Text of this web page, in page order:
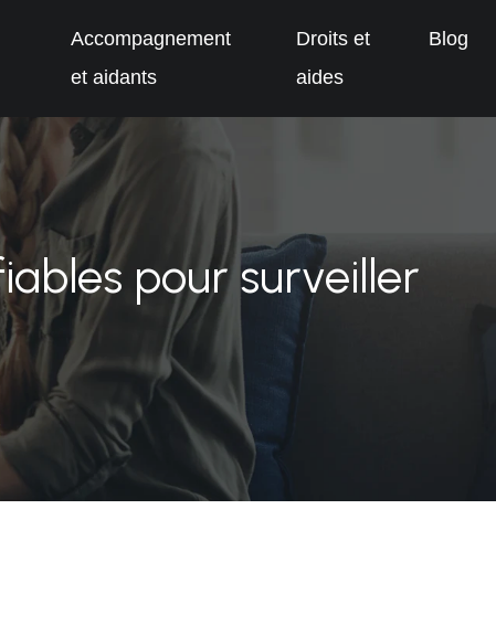
Accompagnement
et aidants
Droits et
aides
Blog
pour surveiller